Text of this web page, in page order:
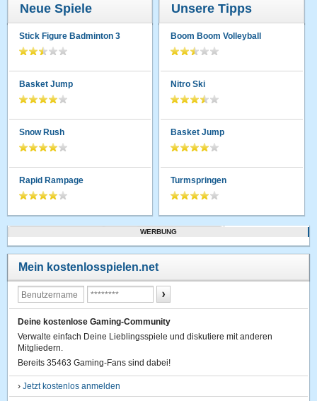
Neue Spiele
Stick Figure Badminton 3
Basket Jump
Snow Rush
Rapid Rampage
Unsere Tipps
Boom Boom Volleyball
Nitro Ski
Basket Jump
Turmspringen
WERBUNG
Mein kostenlosspielen.net
Deine kostenlose Gaming-Community
Verwalte einfach Deine Lieblingsspiele und diskutiere mit anderen
Mitgliedern.
Bereits 35463 Gaming-Fans sind dabei!
›Jetzt kostenlos anmelden